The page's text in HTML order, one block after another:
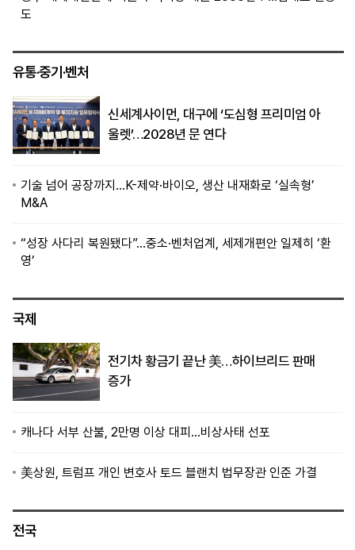
도
유통·중기·벤처
신세계사이먼, 대구에 ‘도심형 프리미엄 아
울렛’…2028년 문 연다
기술 넘어 공장까지…K-제약·바이오, 생산 내재화로 ‘실속형’
M&A
“성장 사다리 복원됐다”…중소·벤처업계, 세제개편안 일제히 ‘환
영’
국제
전기차 황금기 끝난 美…하이브리드 판매
증가
캐나다 서부 산불, 2만명 이상 대피…비상사태 선포
美상원, 트럼프 개인 변호사 토드 블랜치 법무장관 인준 가결
전국